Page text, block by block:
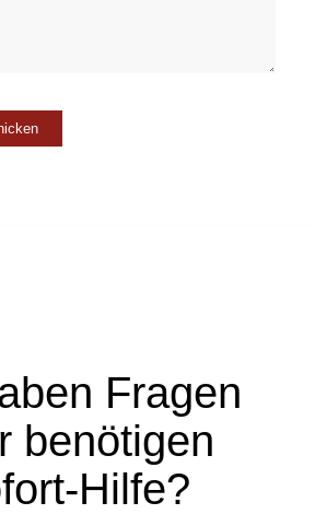
Fragen
benötigen
Hilfe?